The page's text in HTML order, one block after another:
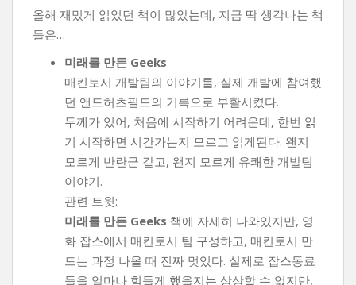
올해 재밌게 읽었던 책이 많았는데, 지금 딱 생각나는 책
들은…
미래를 만든 Geeks
매킨토시 개발팀의 이야기를, 실제 개발에 참여했
던 앤드허츠필드의 기록으로 부활시켰다.
두께가 있어, 처음에 시작하기 어려운데, 한번 읽
기 시작하면 시간가는지 모르고 읽게된다. 왠지
모르게 반란군 같고, 왠지 모르게 유쾌한 개발팀
이야기.
관련 트윗:
미래를 만든 Geeks 책에 자세히 나와있지만, 영
화 잡스에서 매킨토시 팀 구성하고, 매킨토시 만
드는 과정 나올 때 진짜 멋있다. 실제로 잡스동료
들을 얼마나 힘들게 했을지는 상상할 수 없지만,